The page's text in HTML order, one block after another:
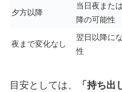
夕方以降
当日夜また
降の可能性
夜まで変化なし
翌日以降に
性
目安としては、 「持ち